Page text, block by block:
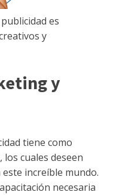
es
y
y
tiene como
cuales deseen
increíble mundo.
necesaria